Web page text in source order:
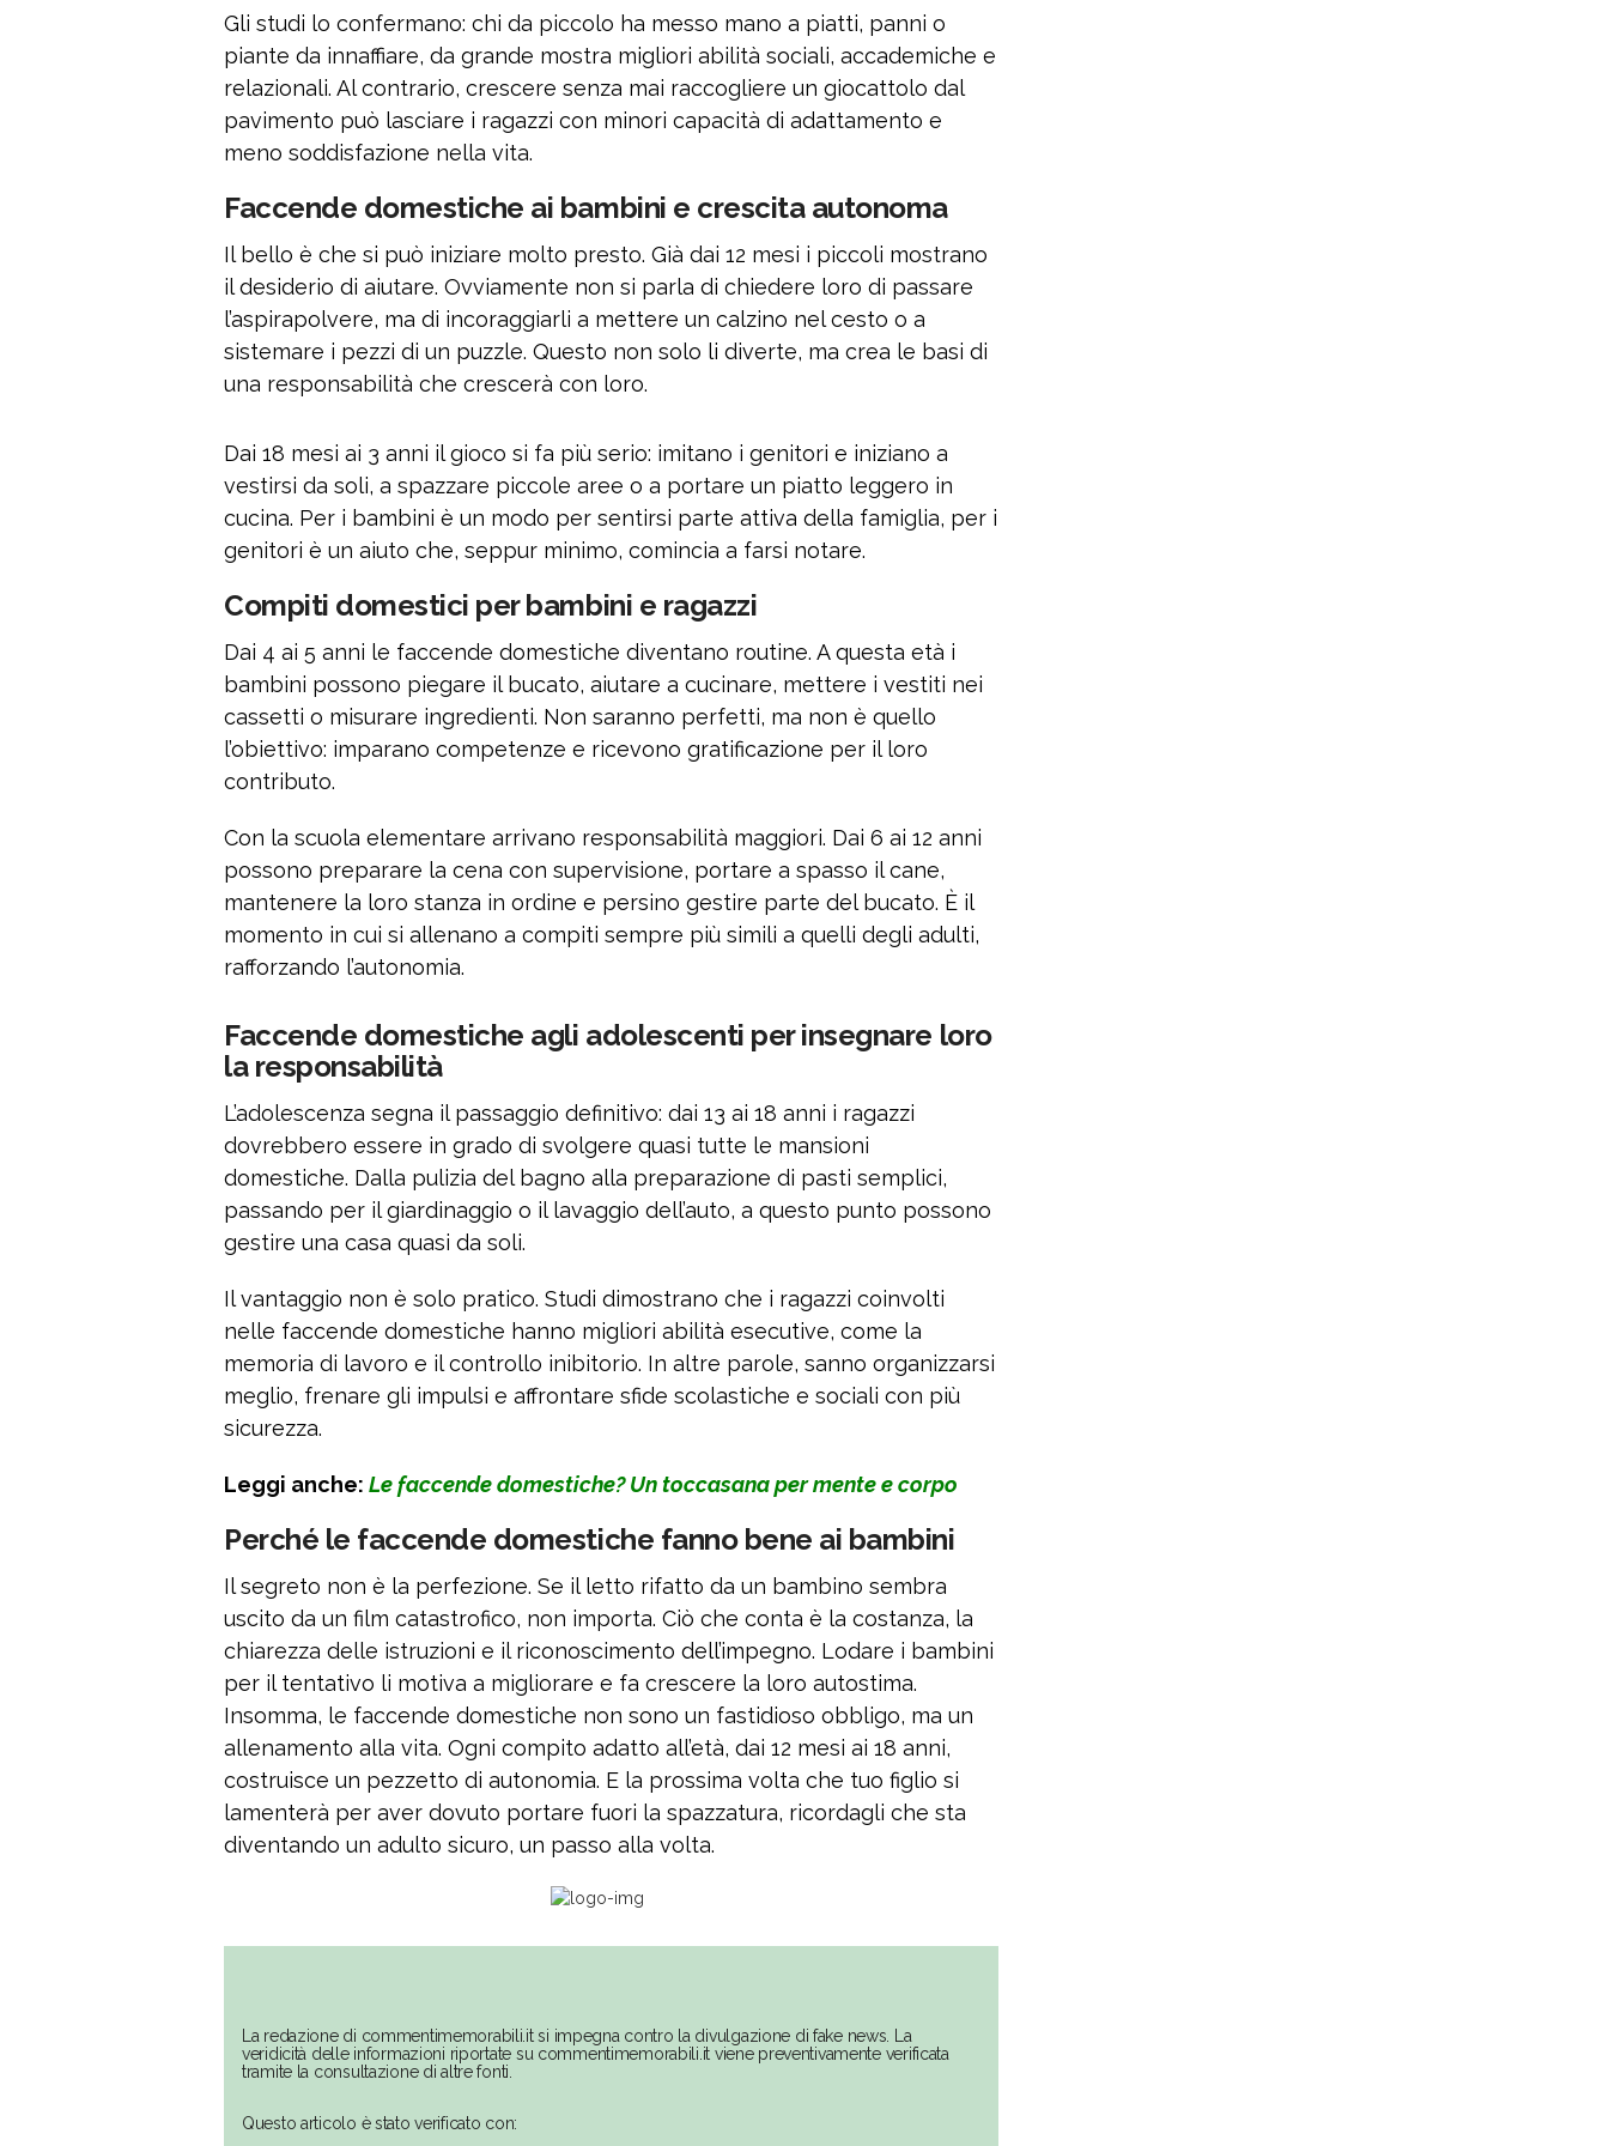
Gli studi lo confermano: chi da piccolo ha messo mano a piatti, panni o
piante da innaffiare, da grande mostra migliori abilità sociali, accademiche e
relazionali. Al contrario, crescere senza mai raccogliere un giocattolo dal
pavimento può lasciare i ragazzi con minori capacità di adattamento e
meno soddisfazione nella vita.
Faccende domestiche ai bambini e crescita autonoma
Il bello è che si può iniziare molto presto. Già dai 12 mesi i piccoli mostrano
il desiderio di aiutare. Ovviamente non si parla di chiedere loro di passare
l’aspirapolvere, ma di incoraggiarli a mettere un calzino nel cesto o a
sistemare i pezzi di un puzzle. Questo non solo li diverte, ma crea le basi di
una responsabilità che crescerà con loro.
Dai 18 mesi ai 3 anni il gioco si fa più serio: imitano i genitori e iniziano a
vestirsi da soli, a spazzare piccole aree o a portare un piatto leggero in
cucina. Per i bambini è un modo per sentirsi parte attiva della famiglia, per i
genitori è un aiuto che, seppur minimo, comincia a farsi notare.
Compiti domestici per bambini e ragazzi
Dai 4 ai 5 anni le faccende domestiche diventano routine. A questa età i
bambini possono piegare il bucato, aiutare a cucinare, mettere i vestiti nei
cassetti o misurare ingredienti. Non saranno perfetti, ma non è quello
l’obiettivo: imparano competenze e ricevono gratificazione per il loro
contributo.
Con la scuola elementare arrivano responsabilità maggiori. Dai 6 ai 12 anni
possono preparare la cena con supervisione, portare a spasso il cane,
mantenere la loro stanza in ordine e persino gestire parte del bucato. È il
momento in cui si allenano a compiti sempre più simili a quelli degli adulti,
rafforzando l’autonomia.
Faccende domestiche agli adolescenti per insegnare loro
la responsabilità
L’adolescenza segna il passaggio definitivo: dai 13 ai 18 anni i ragazzi
dovrebbero essere in grado di svolgere quasi tutte le mansioni
domestiche. Dalla pulizia del bagno alla preparazione di pasti semplici,
passando per il giardinaggio o il lavaggio dell’auto, a questo punto possono
gestire una casa quasi da soli.
Il vantaggio non è solo pratico. Studi dimostrano che i ragazzi coinvolti
nelle faccende domestiche hanno migliori abilità esecutive, come la
memoria di lavoro e il controllo inibitorio. In altre parole, sanno organizzarsi
meglio, frenare gli impulsi e affrontare sfide scolastiche e sociali con più
sicurezza.
Leggi anche: Le faccende domestiche? Un toccasana per mente e corpo
Perché le faccende domestiche fanno bene ai bambini
Il segreto non è la perfezione. Se il letto rifatto da un bambino sembra
uscito da un film catastrofico, non importa. Ciò che conta è la costanza, la
chiarezza delle istruzioni e il riconoscimento dell’impegno. Lodare i bambini
per il tentativo li motiva a migliorare e fa crescere la loro autostima.
Insomma, le faccende domestiche non sono un fastidioso obbligo, ma un
allenamento alla vita. Ogni compito adatto all’età, dai 12 mesi ai 18 anni,
costruisce un pezzetto di autonomia. E la prossima volta che tuo figlio si
lamenterà per aver dovuto portare fuori la spazzatura, ricordagli che sta
diventando un adulto sicuro, un passo alla volta.
La redazione di commentimemorabili.it si impegna contro la divulgazione di fake news. La
veridicità delle informazioni riportate su commentimemorabili.it viene preventivamente verificata
tramite la consultazione di altre fonti.
Questo articolo è stato verificato con: